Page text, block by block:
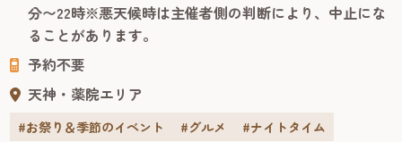
ホークス戦のナイター試合開催日にはパブリックビューイ
ングを実施！ ■「夏はホークス！天神夏まつり2026」とは
「天神...
分〜22時※悪天候時は主催者側の判断により、中止にな
ることがあります。
予約不要
天神・薬院エリア
#お祭り＆季節のイベント #グルメ #ナイトタイム